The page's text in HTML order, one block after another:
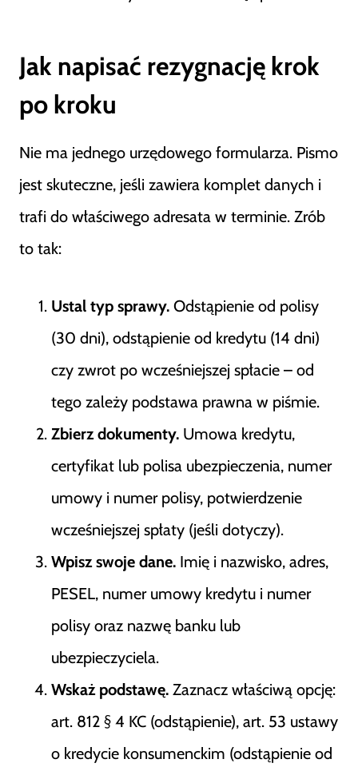
Jak napisać rezygnację krok
po kroku
Nie ma jednego urzędowego formularza. Pismo
jest skuteczne, jeśli zawiera komplet danych i
trafi do właściwego adresata w terminie. Zrób
to tak:
Ustal typ sprawy. Odstąpienie od polisy
(30 dni), odstąpienie od kredytu (14 dni)
czy zwrot po wcześniejszej spłacie – od
tego zależy podstawa prawna w piśmie.
Zbierz dokumenty. Umowa kredytu,
certyfikat lub polisa ubezpieczenia, numer
umowy i numer polisy, potwierdzenie
wcześniejszej spłaty (jeśli dotyczy).
Wpisz swoje dane. Imię i nazwisko, adres,
PESEL, numer umowy kredytu i numer
polisy oraz nazwę banku lub
ubezpieczyciela.
Wskaż podstawę. Zaznacz właściwą opcję:
art. 812 § 4 KC (odstąpienie), art. 53 ustawy
o kredycie konsumenckim (odstąpienie od